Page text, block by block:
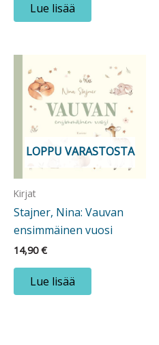
Lue lisää
LOPPU VARASTOSTA
Kirjat
Stajner, Nina: Vauvan
ensimmäinen vuosi
14,90€
Lue lisää